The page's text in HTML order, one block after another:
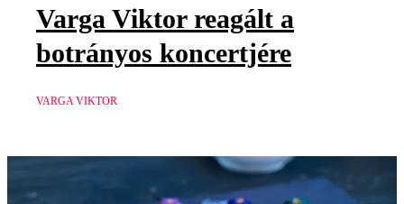
Varga Viktor reagált a
botrányos koncertjére
VARGA VIKTOR